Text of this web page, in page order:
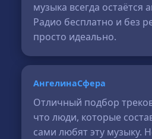
музыка всегда остаётся
Радио бесплатно и без
просто идеально.
АнгелинаСфера
Отличный подбор
что люди, которые
сами любят эту музыку.